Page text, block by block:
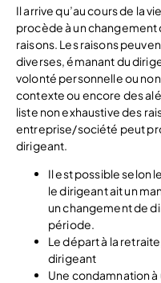
Il arrive qu’au cours de la
procède à un
raisons. Les raisons
diverses, émanant du
volonté personnelle ou
contexte ou encore des
liste non exhaustive des
entreprise/société peut
dirigeant.
Il est possible selon
le dirigeant ait un
un changement de
période.
Le départ à la
dirigeant
Une condamnation